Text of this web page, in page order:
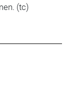
(tc)